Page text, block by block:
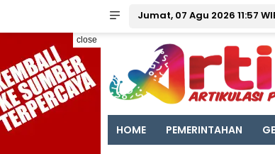
Jumat, 07 Agu 2026 11:57
close
HOME PEMERINTAHAN